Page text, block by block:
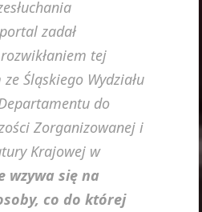
zadał
tej
Śląskiego Wydziału
do
Zorganizowanej i
Krajowej w
wzywa się na
co do której